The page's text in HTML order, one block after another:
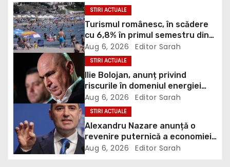
n
a
v
g
a
t
STIRI ACTUALE
Turismul românesc, în scădere
cu 6,8% în primul semestru din
2026
Aug 6, 2026 Editor Sarah
STIRI ACTUALE
Ilie Bolojan, anunț privind
riscurile în domeniul energiei
electrice. Ce a decis Guvernul
Aug 6, 2026 Editor Sarah
STIRI ACTUALE
Alexandru Nazare anunță o
revenire puternică a economiei
în 2027: Inflația va scădea,
Aug 6, 2026 Editor Sarah